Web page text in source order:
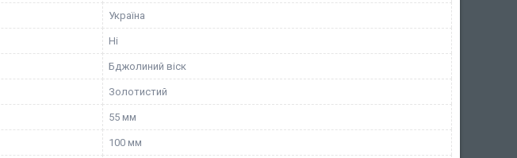
Україна
Ні
Бджолиний віск
Золотистий
55 мм
100 мм